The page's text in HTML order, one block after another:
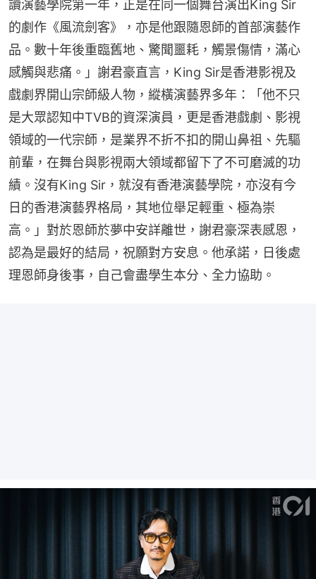
讀演藝學院第一年，正是在同一個舞台演出King Sir
的劇作《風流劍客》，亦是他跟隨恩師的首部演藝作
品。數十年後重臨舊地、驚聞噩耗，觸景傷情，滿心
感觸與悲痛。」謝君豪直言，King Sir是香港影視及
戲劇界開山宗師級人物，縱橫演藝界多年：「他不只
是大眾認知中TVB的資深演員，更是香港戲劇、影視
領域的一代宗師，是業界不折不扣的開山鼻祖、先驅
前輩，在舞台與影視兩大領域都留下了不可磨滅的功
績。沒有King Sir，就沒有香港演藝學院，亦沒有今
日的香港演藝界格局，其地位舉足輕重、極為崇
高。」對於恩師於夢中安詳離世，謝君豪深表感恩，
認為是最好的結局，祝願對方安息。他承諾，日後處
理恩師身後事，自己會盡學生本分、全力協助。